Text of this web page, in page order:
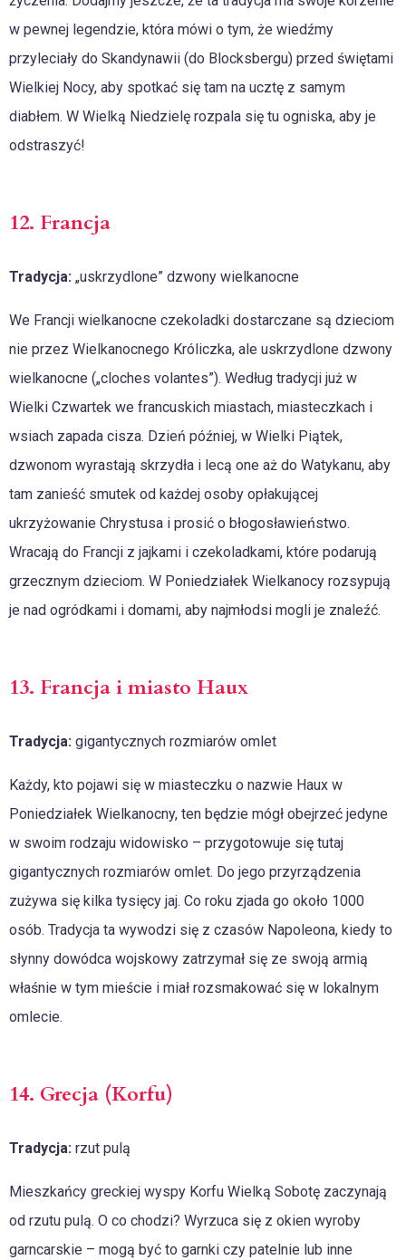
w pewnej legendzie, która mówi o tym, że wiedźmy
przyleciały do Skandynawii (do ​​Blocksbergu) przed świętami
Wielkiej Nocy, aby spotkać się tam na ucztę z samym
diabłem. W Wielką Niedzielę rozpala się tu ogniska, aby je
odstraszyć!
12. Francja
Tradycja: „uskrzydlone” dzwony wielkanocne
We Francji wielkanocne czekoladki dostarczane są dzieciom
nie przez Wielkanocnego Króliczka, ale uskrzydlone dzwony
wielkanocne („cloches volantes”). Według tradycji już w
Wielki Czwartek we francuskich miastach, miasteczkach i
wsiach zapada cisza. Dzień później, w Wielki Piątek,
dzwonom wyrastają skrzydła i lecą one aż do Watykanu, aby
tam zanieść smutek od każdej osoby opłakującej
ukrzyżowanie Chrystusa i prosić o błogosławieństwo.
Wracają do Francji z jajkami i czekoladkami, które podarują
grzecznym dzieciom. W Poniedziałek Wielkanocy rozsypują
je nad ogródkami i domami, aby najmłodsi mogli je znaleźć.
13. Francja i miasto Haux
Tradycja: gigantycznych rozmiarów omlet
Każdy, kto pojawi się w miasteczku o nazwie Haux w
Poniedziałek Wielkanocny, ten będzie mógł obejrzeć jedyne
w swoim rodzaju widowisko – przygotowuje się tutaj
gigantycznych rozmiarów omlet. Do jego przyrządzenia
zużywa się kilka tysięcy jaj. Co roku zjada go około 1000
osób. Tradycja ta wywodzi się z czasów Napoleona, kiedy to
słynny dowódca wojskowy zatrzymał się ze swoją armią
właśnie w tym mieście i miał rozsmakować się w lokalnym
omlecie.
14. Grecja (Korfu)
Tradycja: rzut pulą
Mieszkańcy greckiej wyspy Korfu Wielką Sobotę zaczynają
od rzutu pulą. O co chodzi? Wyrzuca się z okien wyroby
garncarskie – mogą być to garnki czy patelnie lub inne